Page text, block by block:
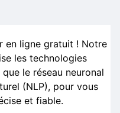
en ligne gratuit ! Notre
les technologies
le réseau neuronal
(NLP), pour vous
et fiable.